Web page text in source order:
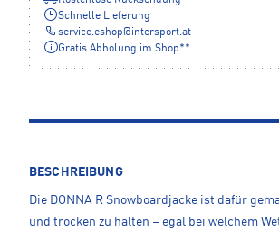
Schnelle Lieferung
service.eshop@intersport.at
Gratis Abholung im Shop**
BESCHREIBUNG
Die DONNA R Snowboardjacke ist dafür
und trocken zu halten – egal bei welchem